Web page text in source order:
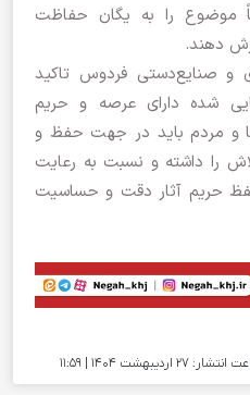
موضوع را به یگان حفاظت
و صنایع‌دستی فردوس تاکید
شده دارای عرصه و حریم
و مردم باید در جهت حفظ و
را داشته و نسبت به رعایت
حریم آثار دقت و حساسیت
اردیبهشت ۱۴۰۴ | 11:59